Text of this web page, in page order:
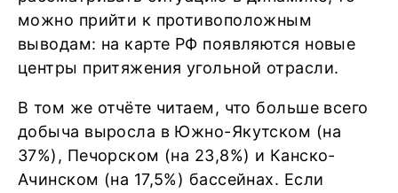
можно прийти к противоположным
выводам: на карте РФ появляются новые
центры притяжения угольной отрасли.
В том же отчёте читаем, что больше всего
добыча выросла в Южно-Якутском (на
37%), Печорском (на 23,8%) и Канско-
Ачинском (на 17,5%) бассейнах. Если